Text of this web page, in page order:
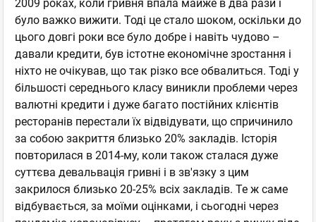
2009 роках, коли гривня впала майже в два рази і
було важко вижити. Тоді це стало шоком, оскільки до
цього довгі роки все було добре і навіть чудово –
давали кредити, був істотне економічне зростання і
ніхто не очікував, що так різко все обвалиться. Тоді у
більшості середнього класу виникли проблеми через
валютні кредити і дуже багато постійних клієнтів
ресторанів перестали їх відвідувати, що спричинило
за собою закриття близько 20% закладів. Історія
повторилася в 2014-му, коли також сталася дуже
суттєва девальвація гривні і в зв'язку з цим
закрилося близько 20-25% всіх закладів. Те ж саме
відбувається, за моїми оцінками, і сьогодні через